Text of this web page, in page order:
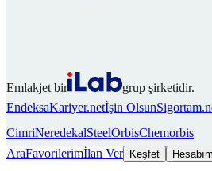
Emlakjet bir
grup şirketidir.
EndeksaKariyer.netİşin Olsun
CimriNeredekalSteelOrbisChemorbis
AraFavorilerimİlan Ver Keşfet Hesabım